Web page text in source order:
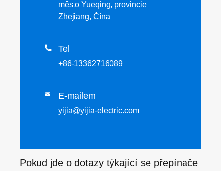
město Yueqing, provincie
Zhejiang, Čína
 Tel
+86-13362716089
 E-mailem
yijia@yijia-electric.com
Pokud jde o dotazy týkající se přepínače